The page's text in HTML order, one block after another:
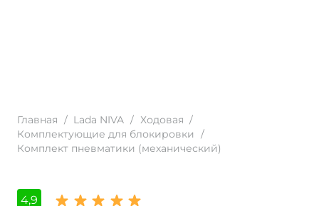
Главная / Lada NIVA / Ходовая /
Комплектующие для блокировки
/
Комплект пневматики (механический)
4,9